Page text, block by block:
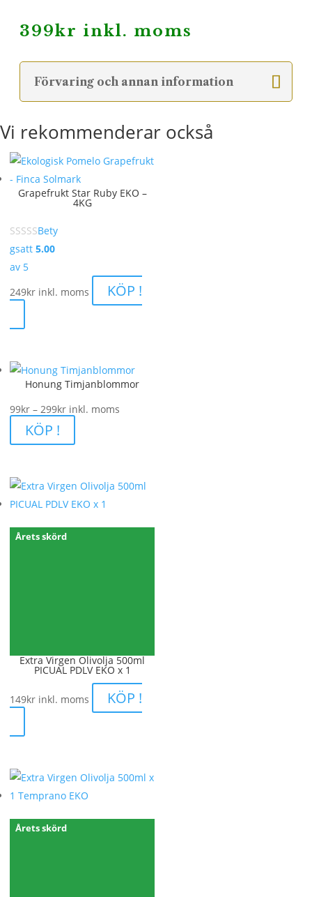
399kr inkl. moms
Förvaring och annan information
Vi rekommenderar också
Grapefrukt Star Ruby EKO –
4KG
Bety
gsatt 5.00
av 5
249kr inkl. moms KÖP !
Honung Timjanblommor
99kr – 299krPrisintervall:
till
inkl. moms
KÖP !
Årets skörd
Extra Virgen Olivolja 500ml
PICUAL PDLV EKO x 1
149kr inkl. moms KÖP !
Årets skörd